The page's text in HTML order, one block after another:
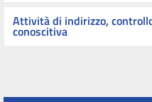
Attività di indirizzo,
conoscitiva